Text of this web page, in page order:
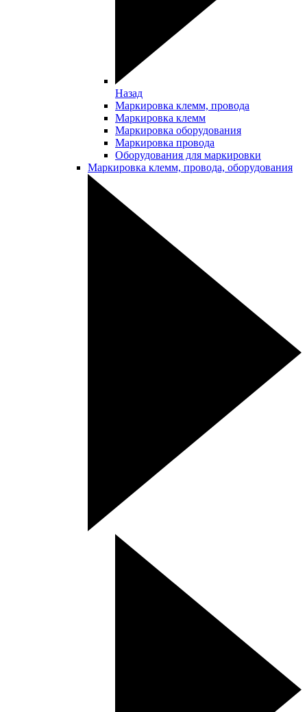
Назад
Маркировка клемм, провода
Маркировка клемм
Маркировка оборудования
Маркировка провода
Оборудования для маркировки
Маркировка клемм, провода, оборудования